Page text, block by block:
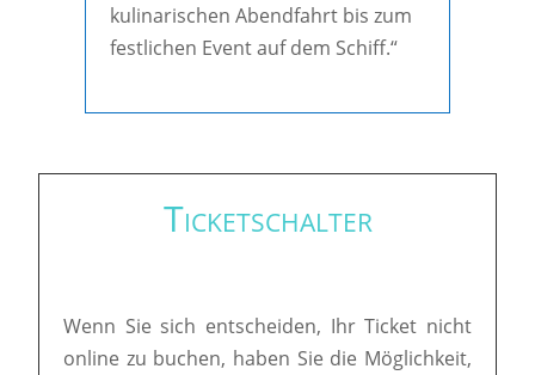
kulinarischen Abendfahrt bis zum
festlichen Event auf dem Schiff.“
Ticketschalter
Wenn Sie sich entscheiden, Ihr Ticket nicht
online zu buchen, haben Sie die Möglichkeit,